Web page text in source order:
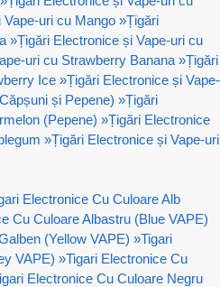
uri cu Mango »Țigări
»Țigări Electronice și Vape-uri cu
uri cu Strawberry Banana »Țigări
Ice »Țigări Electronice și Vape-
și Pepene) »Țigări
(Pepene) »Țigări Electronice
»Țigări Electronice și Vape-uri
Electronice Cu Culoare Alb
Cu Culoare Albastru (Blue VAPE)
(Yellow VAPE) »Tigari
VAPE) »Tigari Electronice Cu
Electronice Cu Culoare Negru